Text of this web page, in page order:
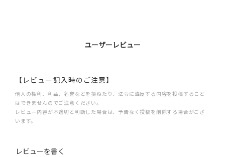
ユーザーレビュー
【レビュー記入時のご注意】
他人の権利、利益、名誉などを損ねたり、法令に違反する内容を投稿すること
はできませんのでご注意ください。
レビュー内容が不適切と判断した場合は、予告なく投稿を削除する場合がござ
います。
レビューを書く